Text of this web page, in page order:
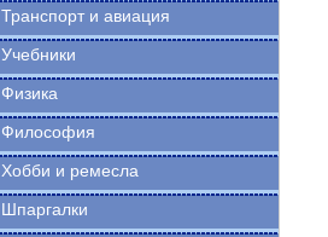
Транспорт и авиация
Учебники
Физика
Философия
Хобби и ремесла
Шпаргалки